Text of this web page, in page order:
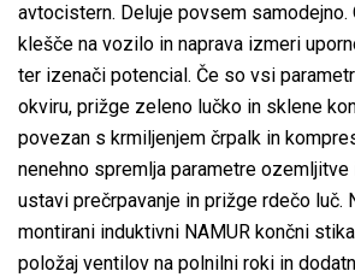
avtocistern. Deluje povsem samodejno.
klešče na vozilo in naprava izmeri
ter izenači potencial. Če so vsi
okviru, prižge zeleno lučko in sklene
povezan s krmiljenjem črpalk in
nenehno spremlja parametre ozemljitve
ustavi prečrpavanje in prižge rdečo luč.
montirani induktivni NAMUR končni
položaj ventilov na polnilni roki in